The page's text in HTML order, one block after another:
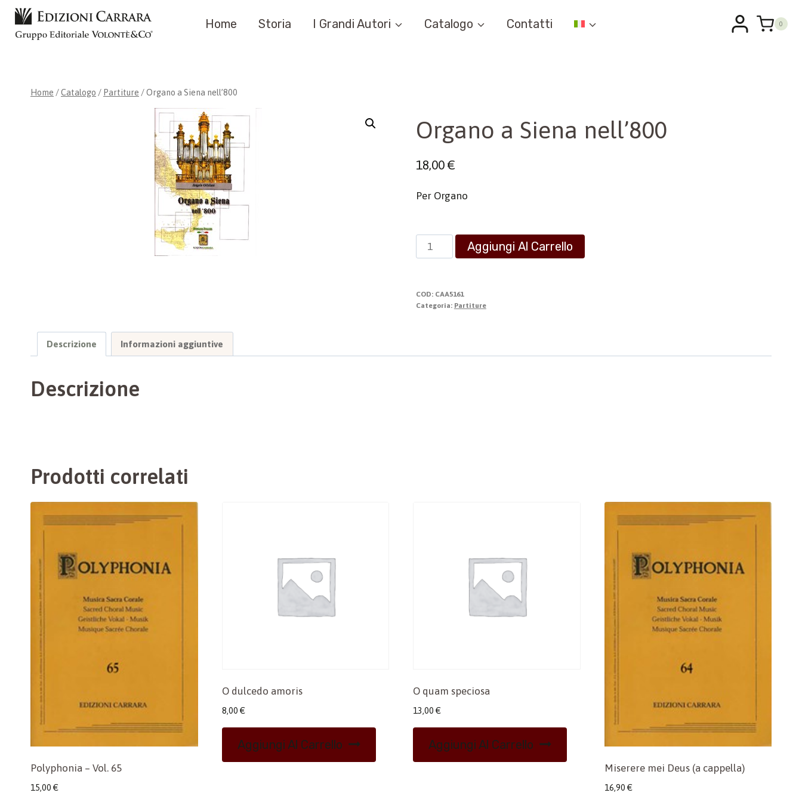
Salta
contenuto
Home Storia I Grandi Autori Catalogo Contatti 0
Home /Catalogo / Partiture /Organo a Siena nell’800
Organo a Siena nell’800
18,00€
Per Organo
Organo
a
nell'800
quantità
Aggiungi Al Carrello
COD: CAA5161
Categoria: Partiture
Descrizione Informazioni aggiuntive
Descrizione
Prodotti correlati
Polyphonia – Vol. 65
15,00 €
O dulcedo amoris
8,00 €
Aggiungi Al Carrello
O quam speciosa
13,00 €
Aggiungi Al Carrello
Miserere mei Deus (a cappella)
16,90 €